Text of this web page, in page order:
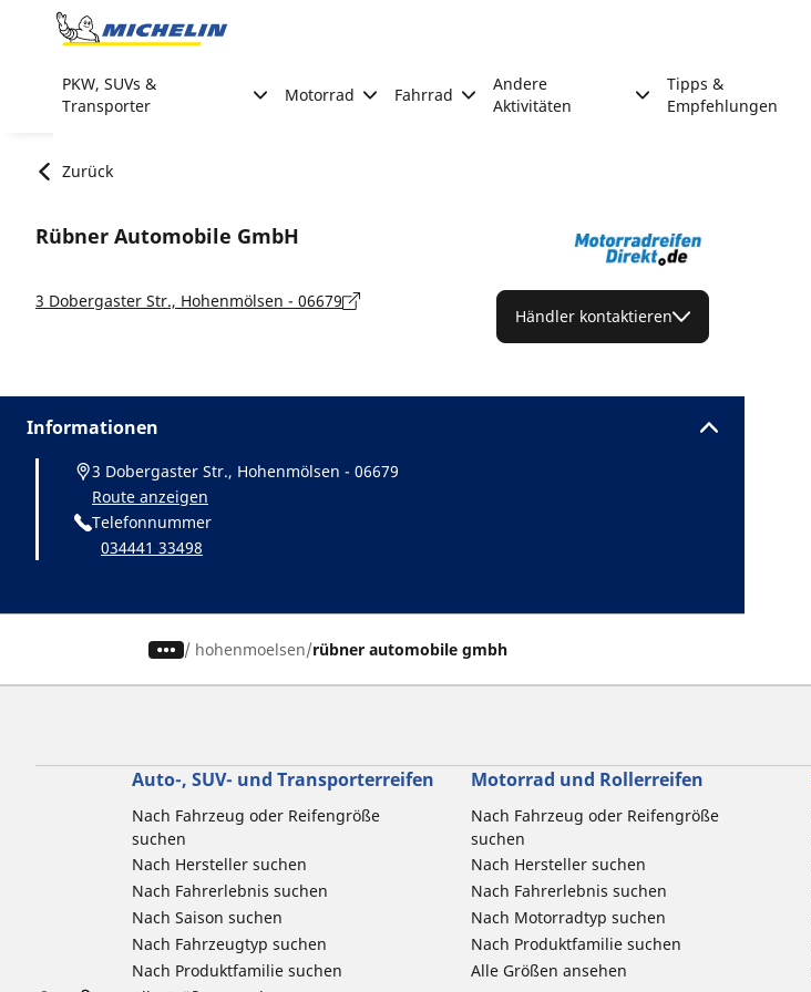
Go to page content
PKW, SUVs &
Transporter
Motorrad Fahrrad
Andere
Aktivitäten
Tipps &
Empfehlungen
Zurück
Rübner Automobile GmbH
3 Dobergaster Str., Hohenmölsen - 06679
Händler kontaktieren
Informationen
3 Dobergaster Str., Hohenmölsen - 06679
Route anzeigen
Telefonnummer
034441 33498
/ hohenmoelsen rübner automobile gmbh
Auto-, SUV- und Transporterreifen
Nach Fahrzeug oder Reifengröße
suchen
Nach Hersteller suchen
Nach Fahrerlebnis suchen
Nach Saison suchen
Nach Fahrzeugtyp suchen
Nach Produktfamilie suchen
Motorrad und Rollerreifen
Nach Fahrzeug oder Reifengröße
suchen
Nach Hersteller suchen
Nach Fahrerlebnis suchen
Nach Motorradtyp suchen
Nach Produktfamilie suchen
Alle Größen ansehen